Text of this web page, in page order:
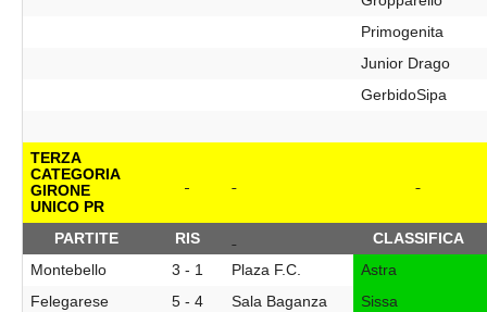
Primogenita
Junior Drago
GerbidoSipa
TERZA
CATEGORIA
GIRONE
UNICO PR
PARTITE
RIS
CLASSIFICA
Montebello
3 - 1 Plaza F.C.
Astra
Felegarese
5 - 4 Sala Baganza
Sissa